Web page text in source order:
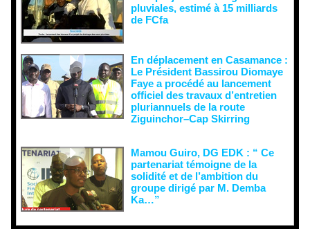
pluviales, estimé à 15 milliards
de FCfa ‎
En déplacement en Casamance :
Le Président Bassirou Diomaye
Faye a procédé au lancement
officiel des travaux d’entretien
pluriannuels de la route
Ziguinchor–Cap Skirring
Mamou Guiro, DG EDK : “ Ce
partenariat témoigne de la
solidité et de l’ambition du
groupe dirigé par M. Demba
Ka…”